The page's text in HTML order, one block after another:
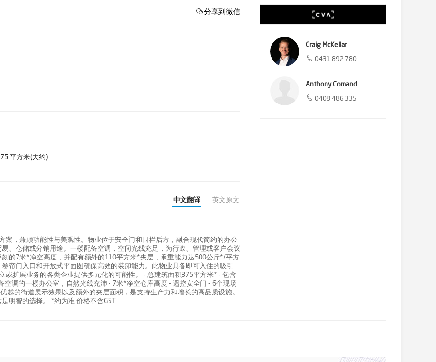
分享到微信
平方米(大约)
中文翻译 英文原文
案，兼顾功能性与美观性。物业位于安全门和围栏后方，融合现代简约的办公
、仓储或分销用途。一楼配备空调，空间光线充足，为行政、管理或客户会议
的7米*净空高度，并配有额外的110平方米*夹层，承重能力达500公斤*/平方
帘门入口和开放式平面图确保高效的装卸能力。此物业具备即可入住的吸引
或扩展业务的各类企业提供多元化的可能性。 - 总建筑面积375平方米* - 包含
调的一楼办公室，自然光线充沛 - 7米*净空仓库高度 - 遥控安全门 - 6个现场
越的街道展示效果以及额外的夹层面积，是支持生产力和增长的高品质设施。
明智的选择。 *约为准 价格不含GST
Craig McKellar
0431 892 780
Anthony Comand
0408 486 335